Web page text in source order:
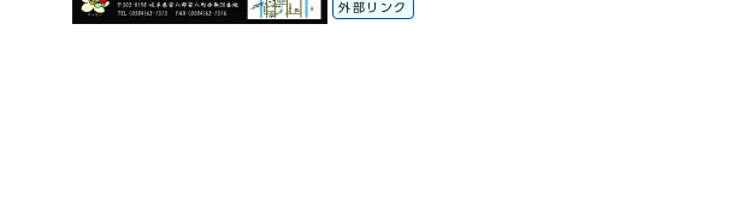
外部リンク